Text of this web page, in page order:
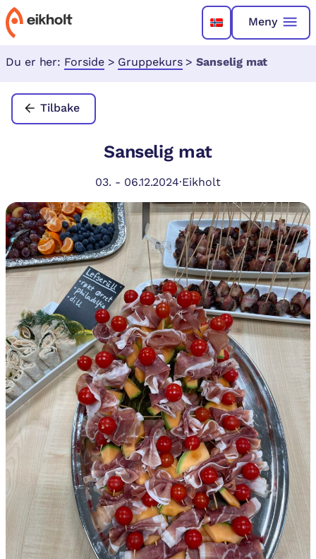
Meny
Du er her: Forside > Gruppekurs > Sanselig mat
Tilbake
Sanselig mat
03. - 06.12.2024·Eikholt